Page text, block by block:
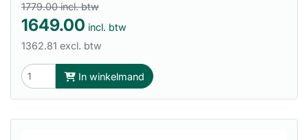
1779.00 incl. btw
1649.00 incl. btw
1362.81 excl. btw
In winkelmand